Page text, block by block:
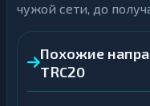
чужой сети, до
Похожие
TRC20